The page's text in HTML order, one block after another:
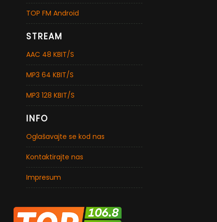
TOP FM Android
STREAM
AAC 48 KBIT/S
MP3 64 KBIT/S
MP3 128 KBIT/S
INFO
Oglašavajte se kod nas
Kontaktirajte nas
Impresum